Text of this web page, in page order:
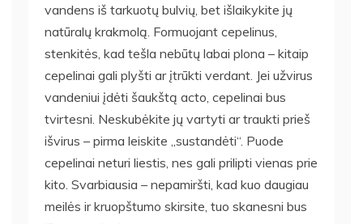
vandens iš tarkuotų bulvių, bet išlaikykite jų
natūralų krakmolą. Formuojant cepelinus,
stenkitės, kad tešla nebūtų labai plona – kitaip
cepelinai gali plyšti ar įtrūkti verdant. Jei užvirus
vandeniui įdėti šaukštą acto, cepelinai bus
tvirtesni. Neskubėkite jų vartyti ar traukti prieš
išvirus – pirma leiskite „sustandėti“. Puode
cepelinai neturi liestis, nes gali prilipti vienas prie
kito. Svarbiausia – nepamiršti, kad kuo daugiau
meilės ir kruopštumo skirsite, tuo skanesni bus